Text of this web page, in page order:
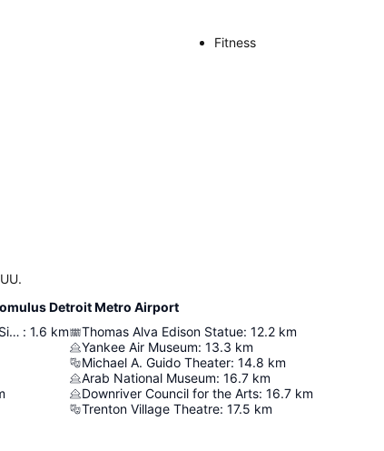
Fitness
Detroit Metro Airport
Northwest Airlines Flight 255 Crash Site Memorial : 1.6 km
Thomas Alva Edison Statue: 12.2 km
Yankee Air Museum: 13.3 km
Michael A. Guido Theater: 14.8 km
Arab National Museum: 16.7 km
Downriver Council for the Arts: 16.7 km
Trenton Village Theatre: 17.5 km